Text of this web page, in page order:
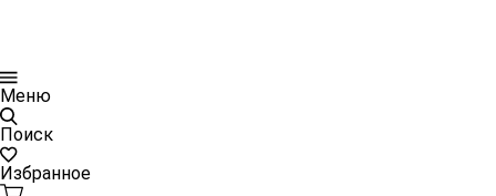
Меню
Поиск
Избранное